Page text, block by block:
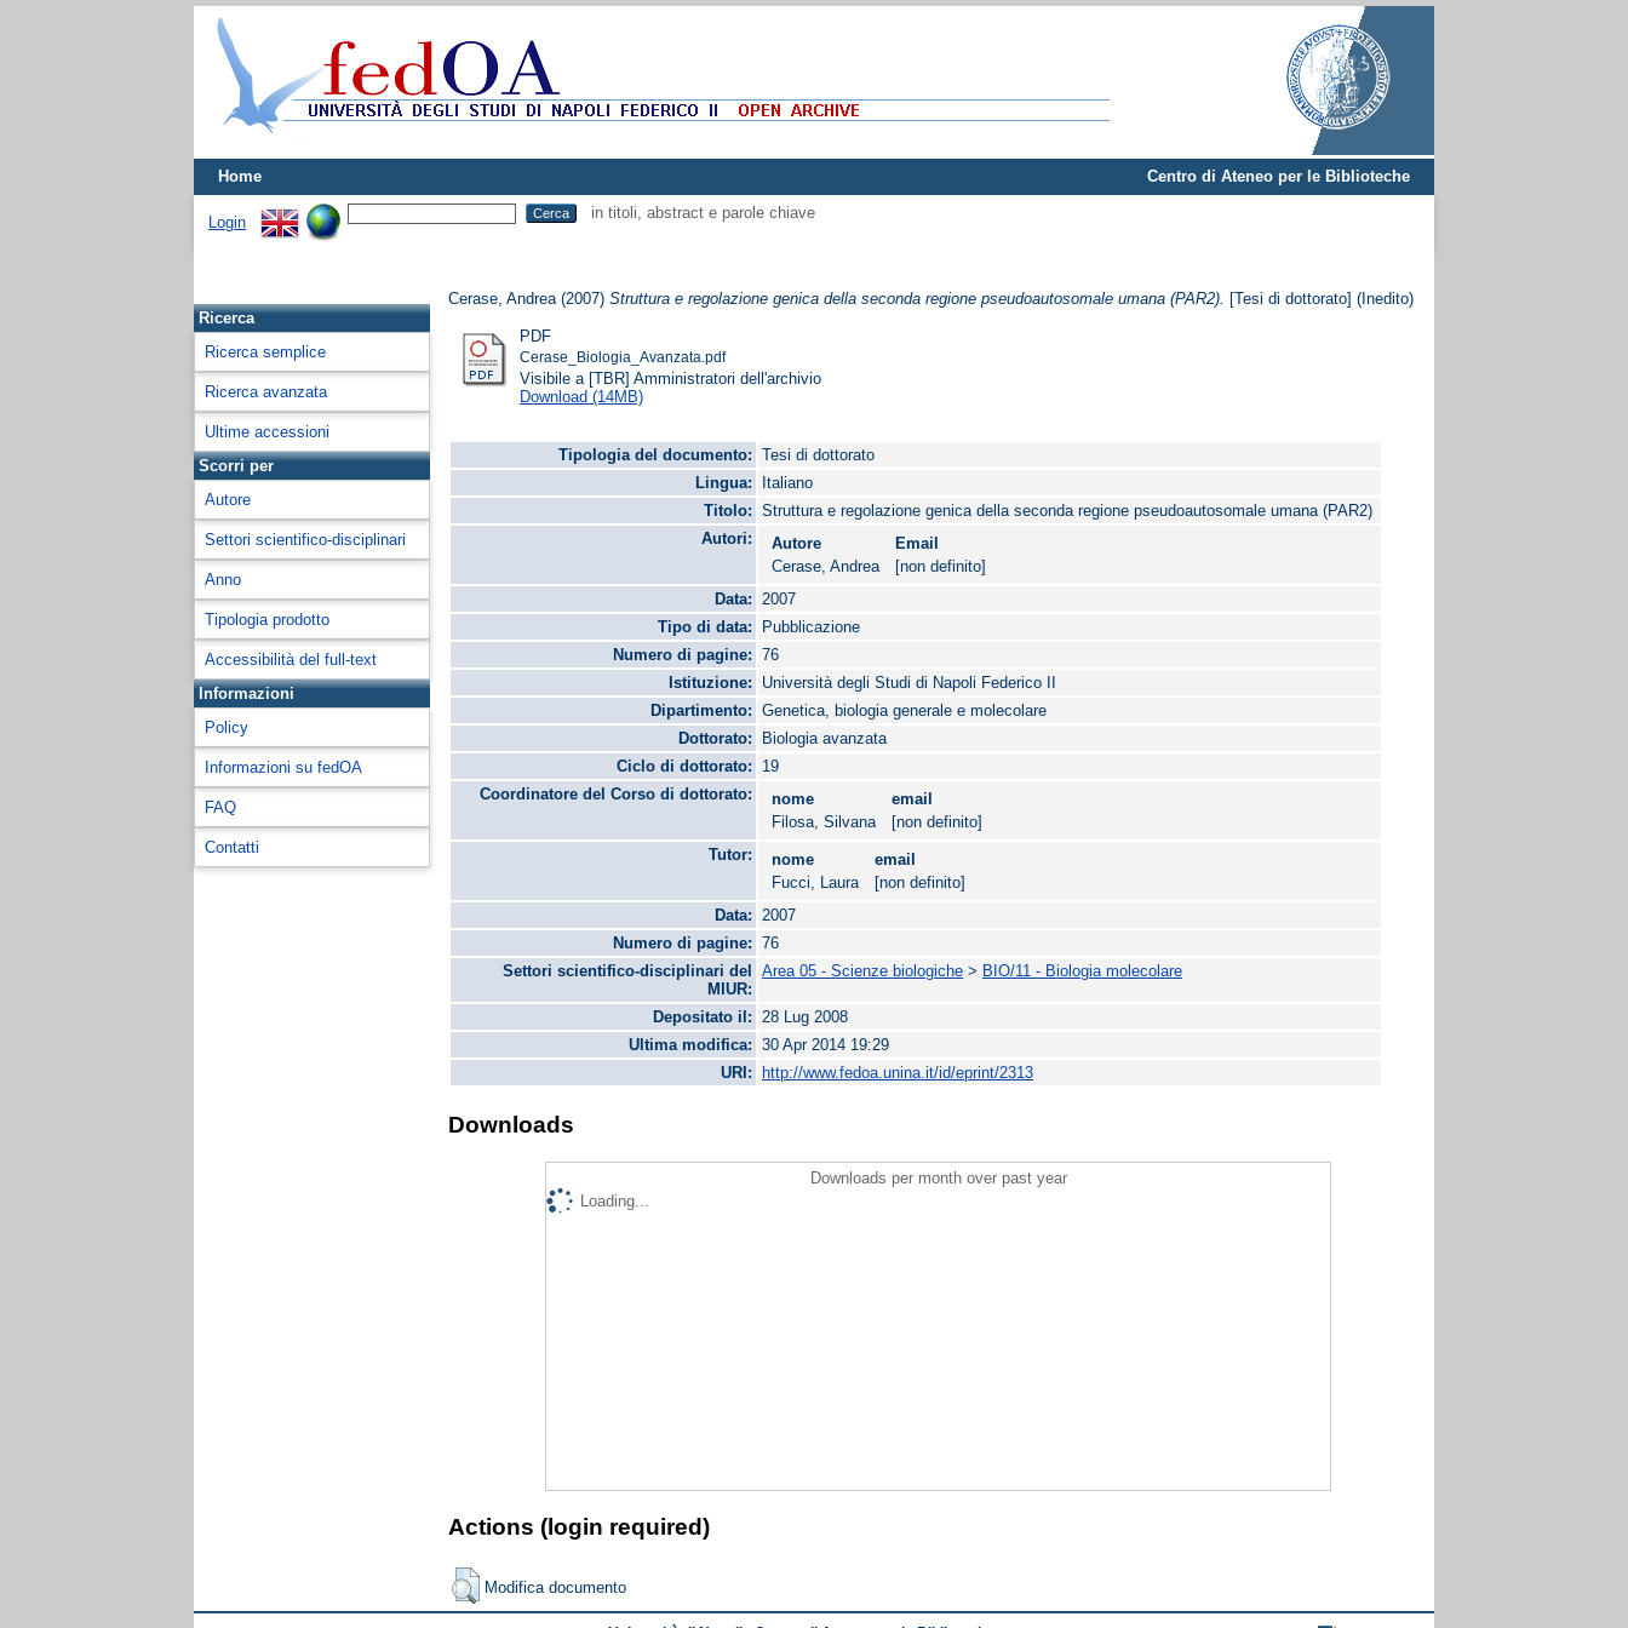
Home Centro di Ateneo per le Biblioteche
Login
in titoli, abstract e parole chiave
Ricerca
Ricerca semplice
Ricerca avanzata
Ultime accessioni
Scorri per
Autore
Settori scientifico-disciplinari
Anno
Tipologia prodotto
Accessibilità del full-text
Informazioni
Policy
Informazioni su fedOA
FAQ
Contatti
Cerase, Andrea (2007)Struttura e regolazione genica della seconda regione pseudoautosomale umana (PAR2). [Tesi di dottorato] (Inedito)
PDF
Cerase_Biologia_Avanzata.pdf
Visibile a [TBR] Amministratori dell'archivio
Download (14MB)
Tipologia del documento:
Tesi di dottorato
Lingua:
Italiano
Titolo:
Struttura e regolazione genica della seconda regione pseudoautosomale umana (PAR2)
Autori:
Autore
Email
Cerase, Andrea
[non definito]
Data:
2007
Tipo di data:
Pubblicazione
Numero di pagine:
76
Istituzione:
Università degli Studi di Napoli Federico II
Dipartimento:
Genetica, biologia generale e molecolare
Dottorato:
Biologia avanzata
Ciclo di dottorato:
19
Coordinatore del Corso di dottorato:
nome
email
Filosa, Silvana
[non definito]
Tutor:
nome
email
Fucci, Laura
[non definito]
Data:
2007
Numero di pagine:
76
Settori scientifico-disciplinari del
MIUR:
Area 05 - Scienze biologiche > BIO/11 - Biologia molecolare
Depositato il:
28 Lug 2008
Ultima modifica:
30 Apr 2014 19:29
URI:
http://www.fedoa.unina.it/id/eprint/2313
Downloads
Downloads per month over past year
Loading...
Actions (login required)
Modifica documento